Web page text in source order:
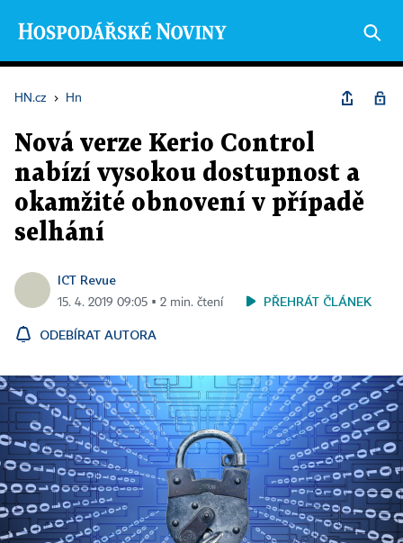
HN.cz › Hn
Nová verze Kerio Control
nabízí vysokou dostupnost a
okamžité obnovení v případě
selhání
ICT Revue
15. 4. 2019 09:05 ▪ 2 min. čtení PŘEHRÁT ČLÁNEK
ODEBÍRAT AUTORA